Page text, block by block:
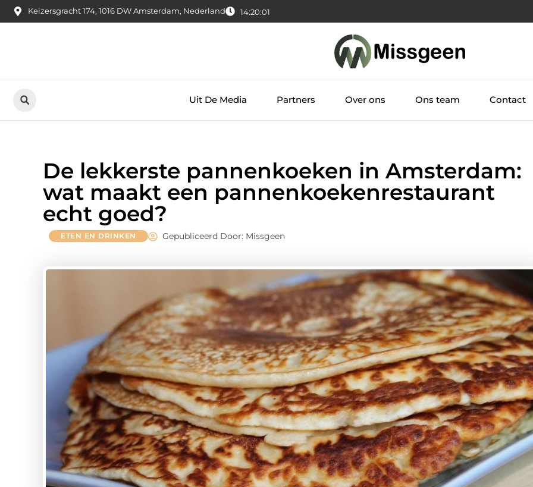
Keizersgracht 174, 1016 DW Amsterdam, Nederland 14:20:02
Uit De Media Partners Over ons Ons team Contact
De lekkerste pannenkoeken in Amsterdam:
wat maakt een pannenkoekenrestaurant
echt goed?
ETEN EN DRINKEN Gepubliceerd Door: Missgeen